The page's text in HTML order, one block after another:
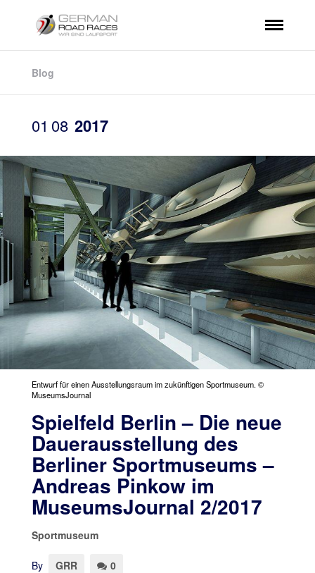
Blog
01 08 2017
Entwurf für einen Ausstellungsraum im zukünftigen Sportmuseum. ©
MuseumsJournal
Spielfeld Berlin – Die neue
Dauerausstellung des
Berliner Sportmuseums –
Andreas Pinkow im
MuseumsJournal 2/2017
Sportmuseum
By GRR 0